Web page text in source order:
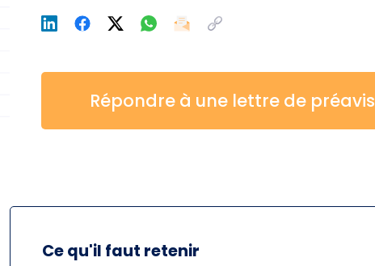
Répondre à une lettre de préavis
Ce qu'il faut retenir